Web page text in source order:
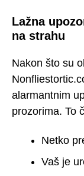
Lažna
na strahu
Nakon što su
alarmantnim
prozorima. To
Netko
Vaš je